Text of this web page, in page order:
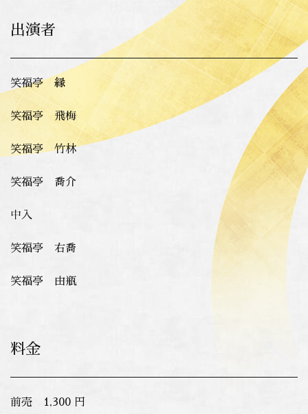
出演者
笑福亭 縁
笑福亭 飛梅
笑福亭 竹林
笑福亭 喬介
中入
笑福亭 右喬
笑福亭 由瓶
料金
前売 1,300 円